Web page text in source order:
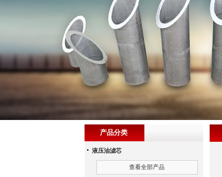
产品分类
液压油滤芯
查看全部产品